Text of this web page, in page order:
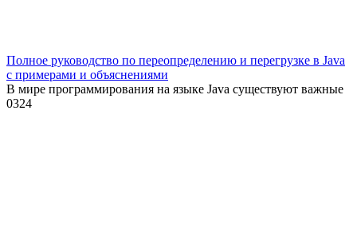
Полное руководство по переопределению и перегрузке в Java
с примерами и объяснениями
В мире программирования на языке Java существуют важные
0324